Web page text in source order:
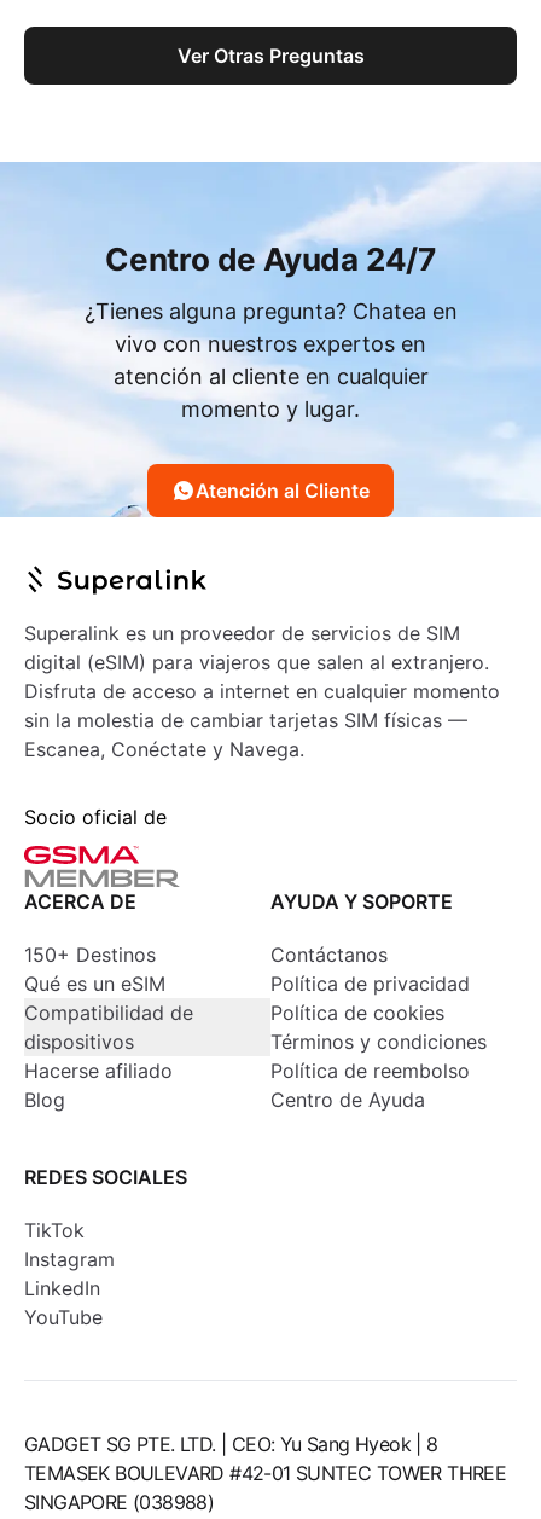
Ver Otras Preguntas
Centro de Ayuda 24/7
¿Tienes alguna pregunta? Chatea en
vivo con nuestros expertos en
atención al cliente en cualquier
momento y lugar.
Atención al Cliente
Superalink es un proveedor de servicios de SIM
digital (eSIM) para viajeros que salen al extranjero.
Disfruta de acceso a internet en cualquier momento
sin la molestia de cambiar tarjetas SIM físicas —
Escanea, Conéctate y Navega.
Socio oficial de
ACERCA DE
150+ Destinos
Qué es un eSIM
Compatibilidad de
dispositivos
Hacerse afiliado
Blog
AYUDA Y SOPORTE
Contáctanos
Política de privacidad
Política de cookies
Términos y condiciones
Política de reembolso
Centro de Ayuda
REDES SOCIALES
TikTok
Instagram
LinkedIn
YouTube
GADGET SG PTE. LTD. | CEO: Yu Sang Hyeok | 8
TEMASEK BOULEVARD #42-01 SUNTEC TOWER THREE
SINGAPORE (038988)